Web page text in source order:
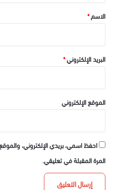
*الاسم*
البريد الإلكتروني*
الموقع الإلكتروني
احفظ اسمي، بريدي الإلكتروني،
المرة المقبلة في تعليقي.